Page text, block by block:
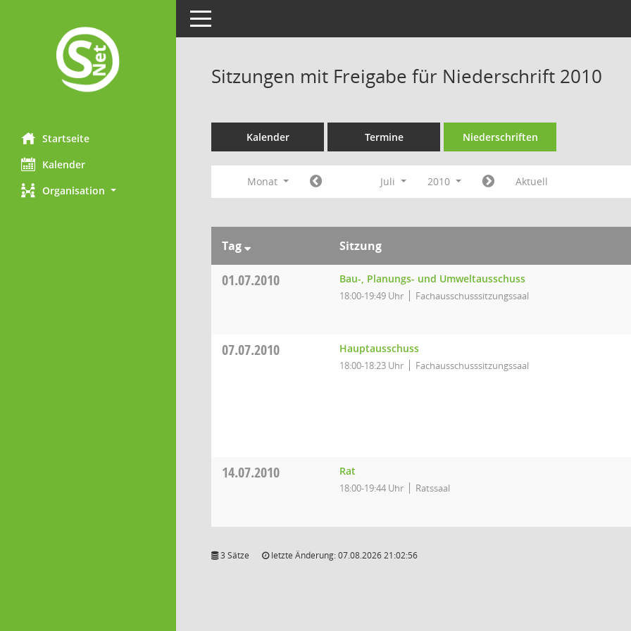
Startseite
Kalender
Organisation
Toggle navigation
Sitzungen mit Freigabe für Niederschrift 2010
Kalender Termine Niederschriften
Monat Juli 2010 Aktuell
Tag Sitzung
01.07.2010 Bau-, Planungs- und Umweltausschuss
18:00-19:49 Uhr Fachausschusssitzungssaal
07.07.2010 Hauptausschuss
18:00-18:23 Uhr Fachausschusssitzungssaal
14.07.2010 Rat
18:00-19:44 Uhr Ratssaal
3 Sätze letzte Änderung: 07.08.2026 21:02:56